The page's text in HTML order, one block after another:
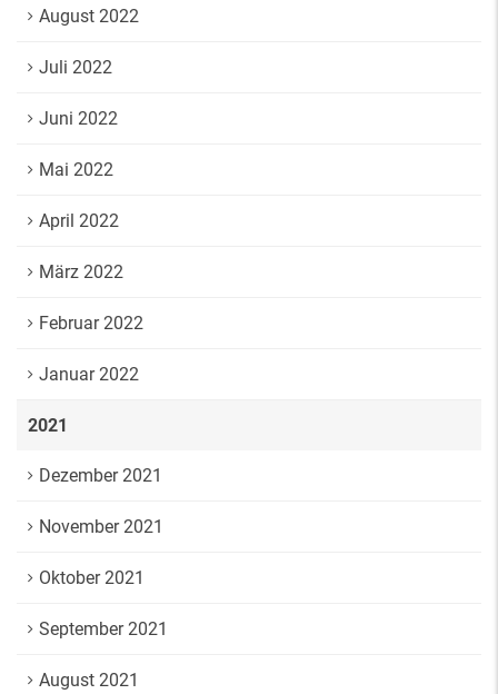
August 2022
Juli 2022
Juni 2022
Mai 2022
April 2022
März 2022
Februar 2022
Januar 2022
2021
Dezember 2021
November 2021
Oktober 2021
September 2021
August 2021